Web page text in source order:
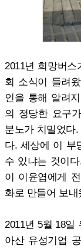
2011년 희망버
회 소식이 들려
인을 통해 알려
의 정당한 요구
분노가 치밀었다
다. 세상에 이 부
수 있냐는 것이
이 이윤엽에게
화로 만들어 보내
2011년 5월 18일
아산 유성기업